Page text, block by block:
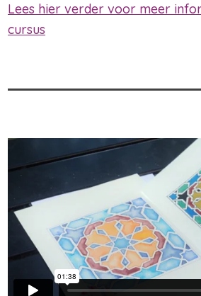
Lees hier verder voor meer
cursus